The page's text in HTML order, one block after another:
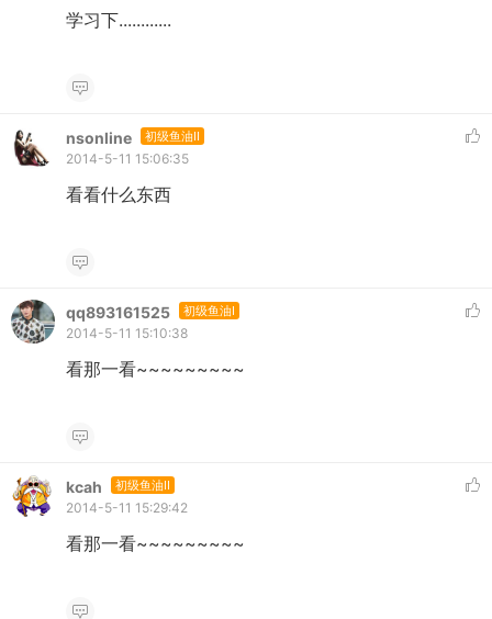
学习下............
nsonline 初级鱼油II
2014-5-11 15:06:35
看看什么东西
qq893161525 初级鱼油I
2014-5-11 15:10:38
看那一看~~~~~~~~~
kcah 初级鱼油II
2014-5-11 15:29:42
看那一看~~~~~~~~~